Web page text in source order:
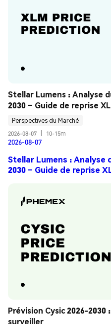
Stellar Lumens : Analyse
2030 – Guide de reprise
Perspectives du Marché
2026-08-07
10-15m
2026-08-07
Stellar Lumens : Analyse
2030 – Guide de reprise
Prévision Cysic 2026-
surveiller